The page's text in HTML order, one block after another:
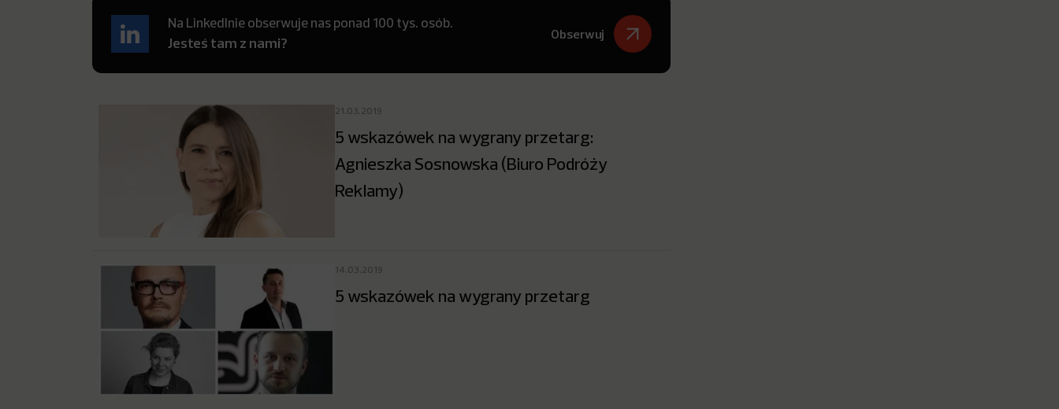
Na LinkedInie obserwuje nas ponad 100 tys. osób.
Jesteś tam z nami?
Obserwuj
21.03.2019
5 wskazówek na wygrany przetarg:
Agnieszka Sosnowska (Biuro Podróży
Reklamy)
14.03.2019
5 wskazówek na wygrany przetarg